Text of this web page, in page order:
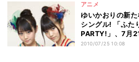
アニメ
ゆいかおりの新
シングル! 「ふた
PARTY!」、7月
2010/07/25 10:08